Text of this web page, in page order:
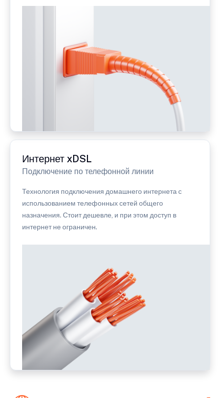
Интернет xDSL
Подключение по телефонной линии
Технология подключения домашнего интернета с
использованием телефонных сетей общего
назначения. Стоит дешевле, и при этом доступ в
интернет не ограничен.